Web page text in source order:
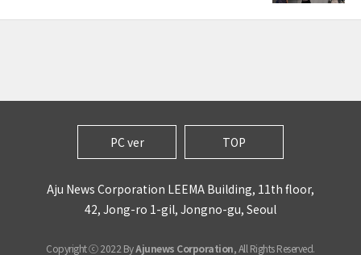
PC ver TOP
Aju News Corporation LEEMA Building, 11th floor,
42, Jong-ro 1-gil, Jongno-gu, Seoul
Copyright ⓒ 2022 ByAjunews Corporation, All Rights Reserved.